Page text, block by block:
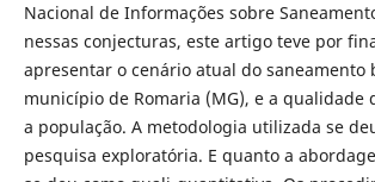
Nacional de Informações sobre
nessas conjecturas, este artigo teve por
apresentar o cenário atual do saneamento
município de Romaria (MG), e a qualidade
a população. A metodologia utilizada se
pesquisa exploratória. E quanto a